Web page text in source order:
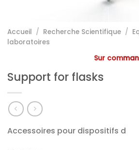
Accueil / Recherche Scientifique /
laboratoires
Sur
Support for flasks
Accessoires pour dispositifs d